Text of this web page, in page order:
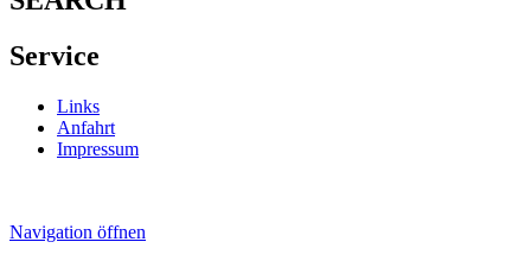
Service
Links
Anfahrt
Impressum
Navigation öffnen